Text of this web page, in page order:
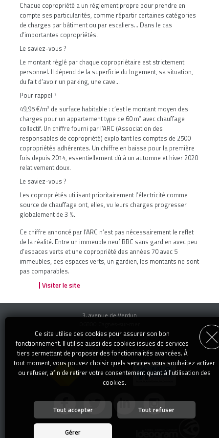
Chaque copropriété a un règlement propre pour prendre en
compte ses particularités, comme répartir certaines catégories
de charges par bâtiment ou par escaliers… Dans le cas
d’importantes copropriétés.
Le saviez-vous ?
Le montant réglé par chaque copropriétaire est strictement
personnel. Il dépend de la superficie du logement, sa situation,
du fait d’avoir un parking, une cave…
Pour rappel ?
49,95 €/m² de surface habitable : c’est le montant moyen des
charges pour un appartement type de 60 m² avec chauffage
collectif. Un chiffre fourni par l’ARC (Association des
responsables de copropriété) exploitant les comptes de 2500
copropriétés adhérentes. Un chiffre en baisse pour la première
fois depuis 2014, essentiellement dû à un automne et hiver 2020
relativement doux.
Le saviez-vous ?
Les copropriétés utilisant prioritairement l’électricité comme
source de chauffage ont, elles, vu leurs charges progresser
globalement de 3 %.
Ce chiffre annoncé par l’ARC n’est pas nécessairement le reflet
de la réalité. Entre un immeuble neuf BBC sans gardien avec peu
d’espaces verts et une copropriété des années 70 avec 5
immeubles, des espaces verts, un gardien, les montants ne sont
pas comparables.
Visiter le site
3, avenue de Verdun
Téléphone : 04 92 13 14 00
E-mail :transaction@specialimmo.com
Mentions Légales -Articles-Recrutement
Ce site utilise des cookies pour assurer son bon
fonctionnement. Il utilise aussi des cookies issues de services
tiers permettant de proposer des fonctionnalités avancées. À
tout moment, vous pouvez choisir quels services vous souhaitez activer
ou refuser, afin de retirer votre consentement quant à l'utilisation des
cookies.
Personnalisation des services
Vous êtes libre de choisir quels services vous souhaitez activer. En
Tout accepter Tout refuser
Gérer